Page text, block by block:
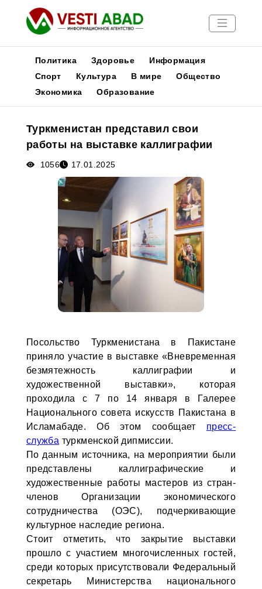
Новости
Медиа
Афиша
Политика Здоровье
Информация
Спорт
Культура В мире
Общество
Экономика
Образование
Туркменистан представил свои
работы на выставке каллиграфии
1056 17.01.2025
Посольство Туркменистана в Пакистане
приняло участие в выставке «Вневременная
безмятежность каллиграфии и
художественной выставки», которая
проходила с 7 по 14 января в Галерее
Национального совета искусств Пакистана в
Исламабаде. Об этом сообщает пресс-
служба туркменской дипмиссии.
По данным источника, на мероприятии были
представлены каллиграфические и
художественные работы мастеров из стран-
членов Организации экономического
сотрудничества (ОЭС), подчеркивающие
культурное наследие региона.
Стоит отметить, что закрытие выставки
прошло с участием многочисленных гостей,
среди которых присутствовали Федеральный
секретарь Министерства национального